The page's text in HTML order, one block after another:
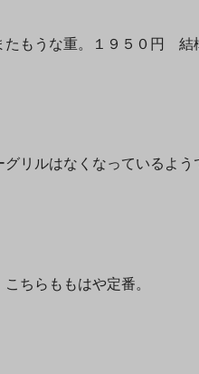
たもうな重。１９５０円
リルはなくなっているよう
ちらももはや定番。